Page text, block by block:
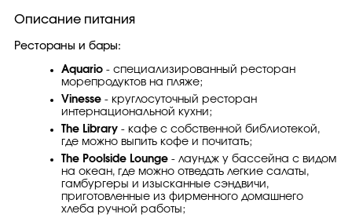
Описание питания
Рестораны и бары:
Aquario - специализированный ресторан
морепродуктов на пляже;
Vinesse - круглосуточный ресторан
интернациональной кухни;
The Library - кафе с собственной библиотекой,
где можно выпить кофе и почитать;
The Poolside Lounge - лаундж у бассейна с видом
на океан, где можно отведать легкие салаты,
гамбургеры и изысканные сэндвичи,
приготовленные из фирменного домашнего
хлеба ручной работы;